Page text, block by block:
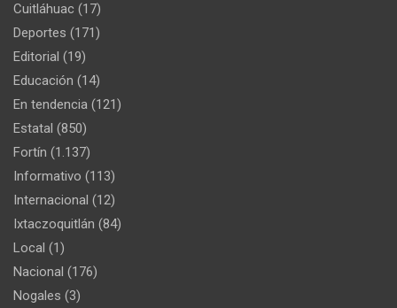
Cuitláhuac (17)
Deportes (171)
Editorial (19)
Educación (14)
En tendencia (121)
Estatal (850)
Fortín (1.137)
Informativo (113)
Internacional (12)
Ixtaczoquitlán (84)
Local (1)
Nacional (176)
Nogales (3)